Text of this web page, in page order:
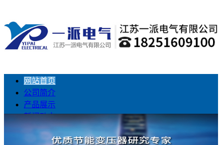
网站首页
公司简介
产品展示
新闻动态
工程业绩
联系我们